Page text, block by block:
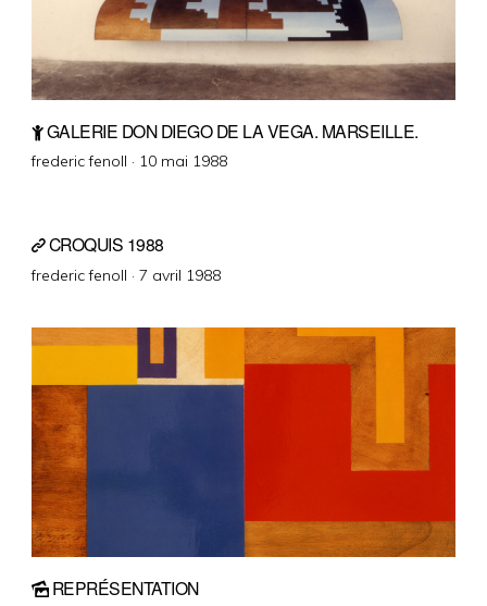
GALERIE DON DIEGO DE LA VEGA. MARSEILLE.
frederic fenoll · Posted
10 mai 1988
CROQUIS 1988
frederic fenoll · Posted
7 avril 1988
REPRÉSENTATION